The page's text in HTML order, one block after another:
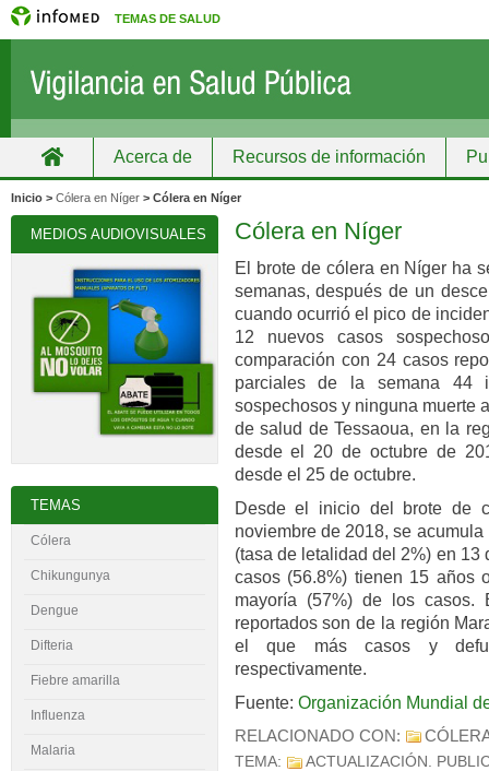
TEMAS DE SALUD
Acerca de Recursos de información
Grupos Recursos de información
Inicio > Cólera en Níger > Cólera en Níger
Cólera en Níger
El brote de cólera en Níger ha
semanas, después de un
cuando ocurrió el pico de
12 nuevos casos
comparación con 24 casos
parciales de la semana 44
sospechosos y ninguna muerte
de salud de Tessaoua, en la
desde el 20 de octubre de
desde el 25 de octubre.
Desde el inicio del brote de
noviembre de 2018, se
(tasa de letalidad del 2%) en
casos (56.8%) tienen 15 años
mayoría (57%) de los casos.
reportados son de la región
el que más casos y
respectivamente.
Fuente: Organización Mundial
RELACIONADO CON:
TEMA: ACTUALIZACIÓN .
MEDIOS AUDIOVISUALES
TEMAS
Cólera
Chikungunya
Dengue
Difteria
Fiebre amarilla
Influenza
Malaria